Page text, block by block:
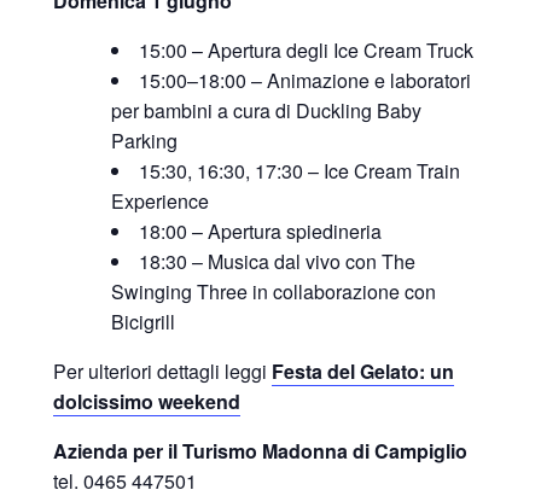
15:00 – Apertura degli Ice Cream Truck
15:00–18:00 – Animazione e laboratori
per bambini a cura di Duckling Baby
Parking
15:30, 16:30, 17:30 – Ice Cream Train
Experience
18:00 – Apertura spiedineria
18:30 – Musica dal vivo con The
Swinging Three in collaborazione con
Bicigrill
Per ulteriori dettagli leggi Festa del Gelato: un
dolcissimo weekend
Azienda per il Turismo Madonna di Campiglio
tel. 0465 447501